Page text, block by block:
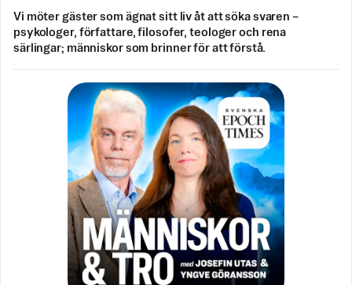
Vi möter gäster som ägnat sitt liv åt att söka svaren –
psykologer, författare, filosofer, teologer och rena
särlingar; människor som brinner för att förstå.